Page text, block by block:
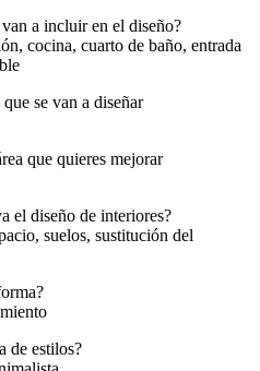
a incluir en el diseño?
cocina, cuarto de baño, entrada
se van a diseñar
que quieres mejorar
el diseño de interiores?
suelos, sustitución del
de estilos?